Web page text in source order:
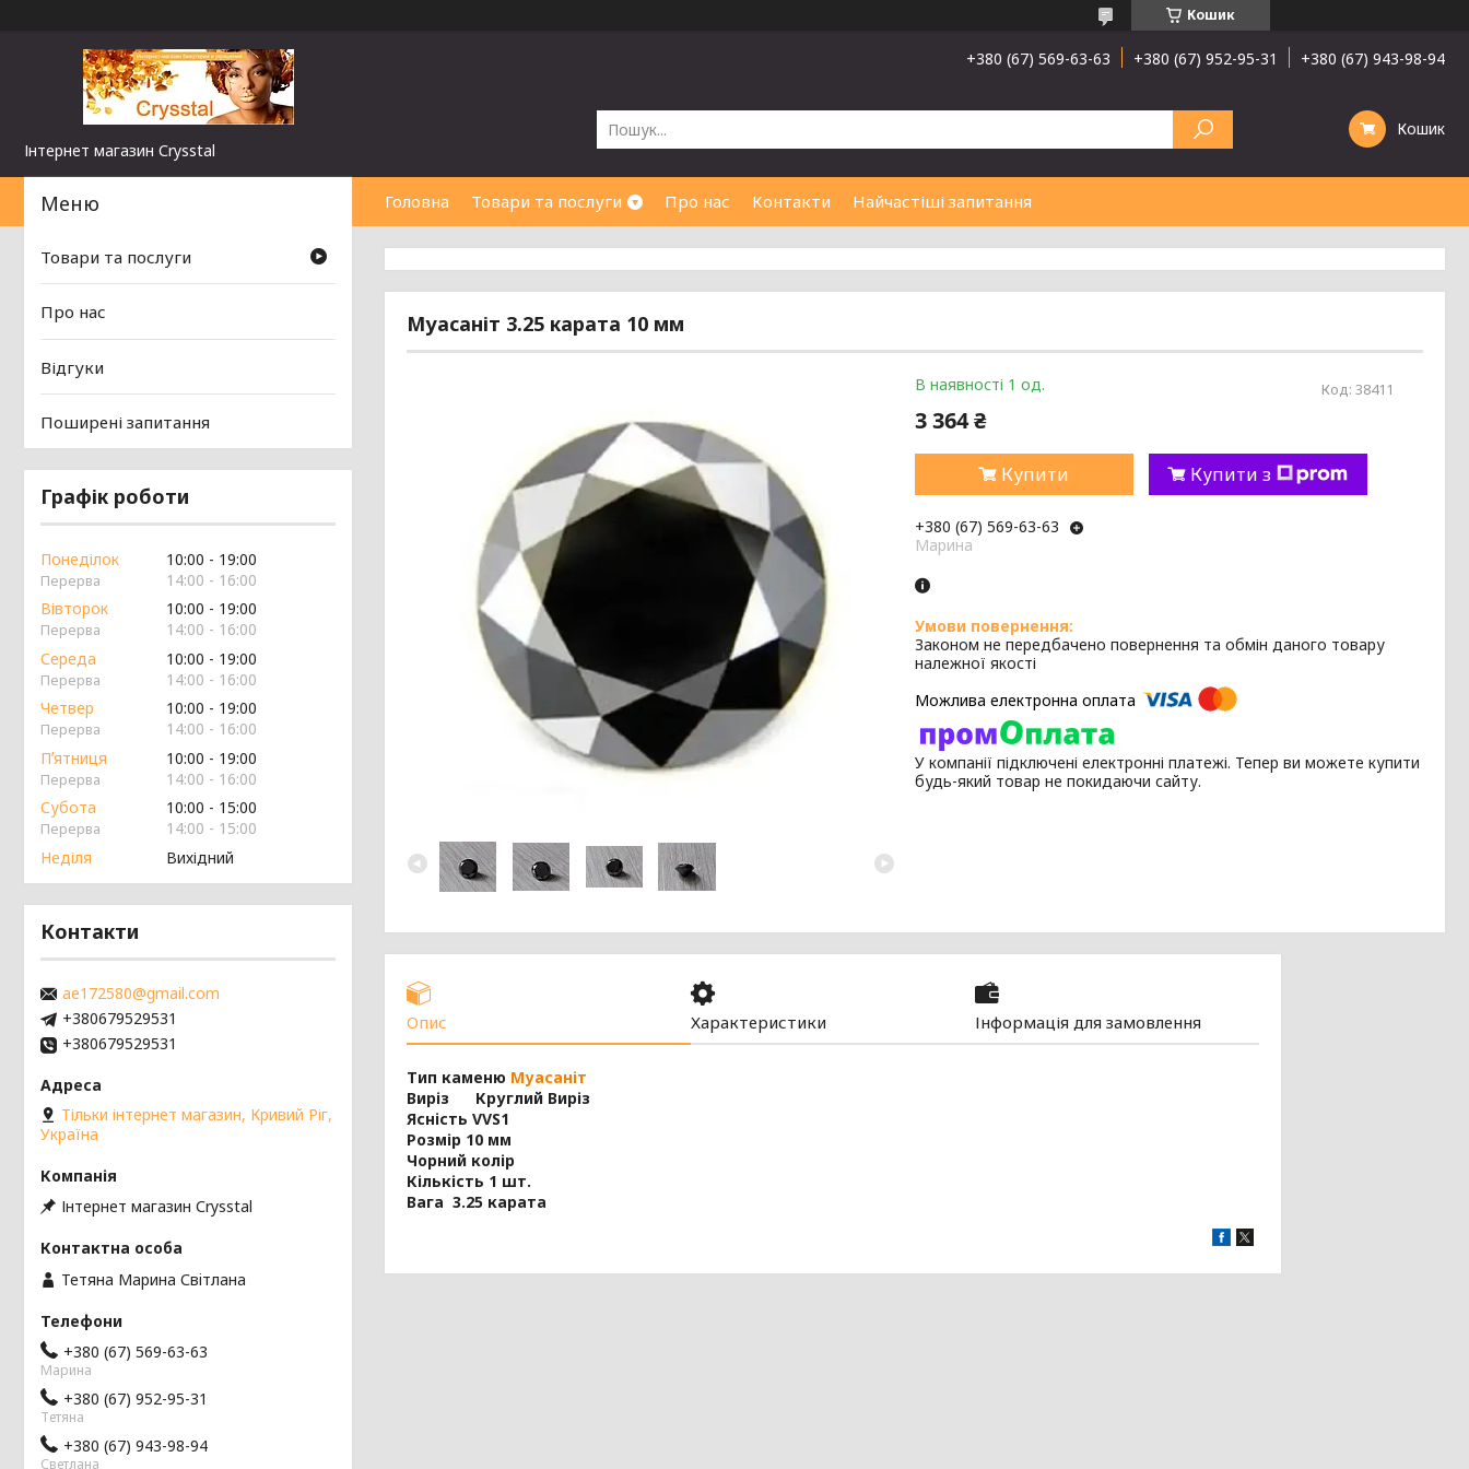
Кошик
Інтернет магазин Сrysstal
+380 (67) 569-63-63 +380 (67) 952-95-31 +380 (67) 943-98-94
Кошик
Головна Товари та послуги Про нас Контакти Найчастіші запитання
Муасаніт 3.25 карата 10 мм
В наявності 1 од. Код: 38411
3 364 ₴
Купити Купити з
+380 (67) 569-63-63
Марина
Законом не передбачено повернення та обмін даного товару
належної якості
У компанії підключені електронні платежі. Тепер ви можете купити
будь-який товар не покидаючи сайту.
Опис Характеристики Інформація для замовлення
Тип каменю Муасаніт
Виріз Круглий Виріз
Ясність VVS1
Розмір 10 мм
Чорний колір
Кількість 1 шт.
Вага 3.25 карата
Товари та послуги
Про нас
Відгуки
Поширені запитання
Графік роботи
Понеділок 10:00
19:00
14:00
16:00
Вівторок
10:00
19:00
14:00
16:00
Середа
10:00
19:00
14:00
16:00
Четвер
10:00
19:00
14:00
16:00
Пʼятниця
10:00
19:00
14:00
16:00
Субота
10:00
15:00
14:00
15:00
Неділя
Вихідний
Контакти
ae172580@gmail.com
+380679529531
+380679529531
Тільки інтернет магазин, Кривий Ріг,
Україна
Інтернет магазин Сrysstal
Тетяна Марина Свiтлана
+380 (67) 569-63-63
Марина
+380 (67) 952-95-31
Тетяна
+380 (67) 943-98-94
Светлана